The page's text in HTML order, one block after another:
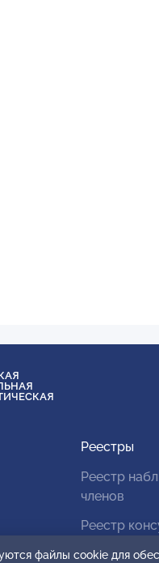
Реестры
Реестр
членов
Реестр
файлы cookie для